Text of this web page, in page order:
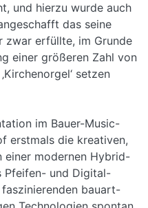
und hierzu wurde auch
das seine
zwar erfüllte, im Grunde
einer größeren Zahl von
setzen
im Bauer-Music-
erstmals die kreativen,
einer modernen Hybrid-
Pfeifen- und Digital-
bauart-